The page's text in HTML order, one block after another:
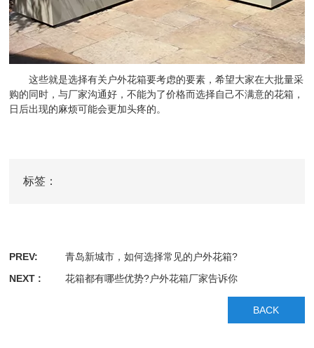
这些就是选择有关户外花箱要考虑的要素，希望大家在大批量采
购的同时，与厂家沟通好，不能为了价格而选择自己不满意的花箱，
日后出现的麻烦可能会更加头疼的。
标签：
PREV:
青岛新城市，如何选择常见的户外花箱?
NEXT :
花箱都有哪些优势?户外花箱厂家告诉你
BACK